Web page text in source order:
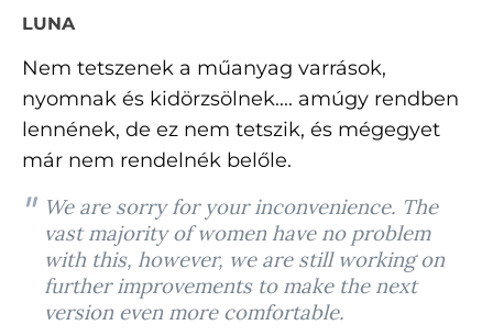
Értékelés 2 of 5 csillagok besorolásával
LUNA
Nem tetszenek a műanyag varrások,
nyomnak és kidörzsölnek.... amúgy rendben
lennének, de ez nem tetszik, és mégegyet
már nem rendelnék belőle.
We are sorry for your inconvenience. The
vast majority of women have no problem
with this, however, we are still working on
further improvements to make the next
version even more comfortable.